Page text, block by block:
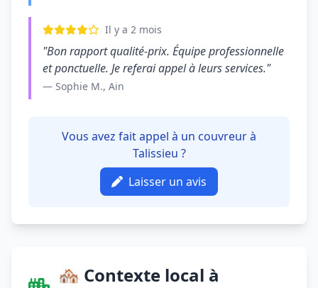
Il y a 2 mois
"Bon rapport qualité-prix. Équipe professionnelle
et ponctuelle. Je referai appel à leurs services."
— Sophie M., Ain
Vous avez fait appel à un couvreur à
Talissieu ?
Laisser un avis
🏘️ Contexte local à